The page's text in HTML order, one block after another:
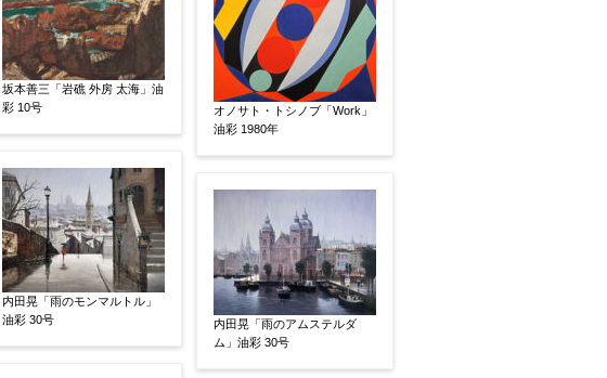
版画 水彩 素描
立体
坂本善三「岩礁 外房 太海」油
彩 10号
内田晃「雨のモンマルトル」
油彩 30号
オノサト・トシノブ「Work」
油彩 1980年
内田晃「雨のアムステルダ
ム」油彩 30号